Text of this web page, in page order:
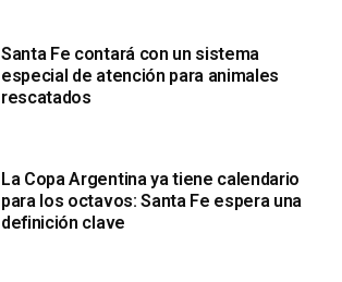
Santa Fe contará con un sistema
especial de atención para animales
rescatados
La Copa Argentina ya tiene calendario
para los octavos: Santa Fe espera una
definición clave